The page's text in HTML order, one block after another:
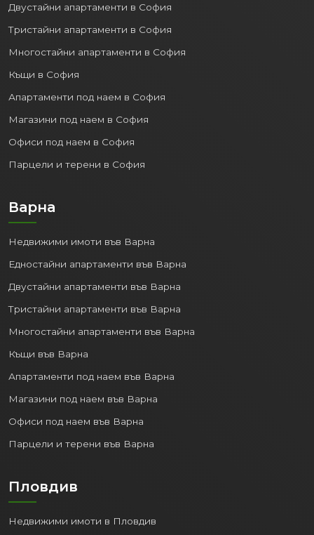
Двустайни апартаменти в София
Тристайни апартаменти в София
Многостайни апартаменти в София
Къщи в София
Апартаменти под наем в София
Магазини под наем в София
Офиси под наем в София
Парцели и терени в София
Варна
Недвижими имоти във Варна
Едностайни апартаменти във Варна
Двустайни апартаменти във Варна
Тристайни апартаменти във Варна
Многостайни апартаменти във Варна
Къщи във Варна
Апартаменти под наем във Варна
Магазини под наем във Варна
Офиси под наем във Варна
Парцели и терени във Варна
Пловдив
Недвижими имоти в Пловдив